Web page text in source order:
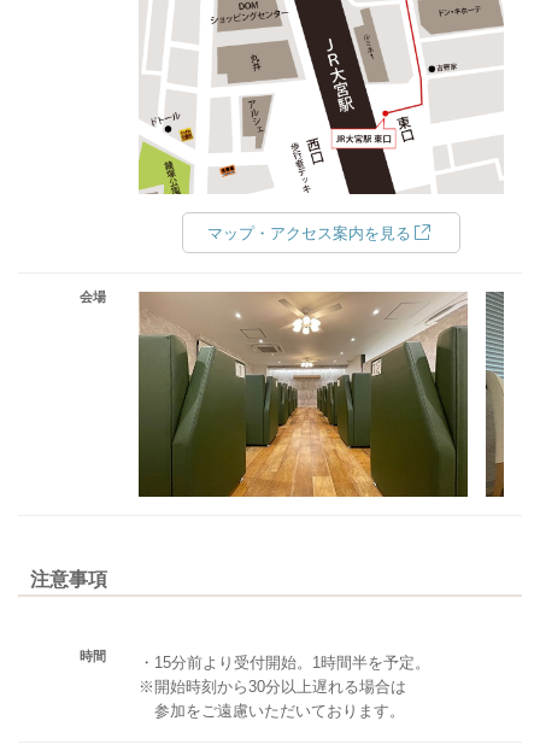
マップ・アクセス案内を見る
会場
注意事項
時間
・15分前より受付開始。1時間半を予定。
※開始時刻から30分以上遅れる場合は
参加をご遠慮いただいております。